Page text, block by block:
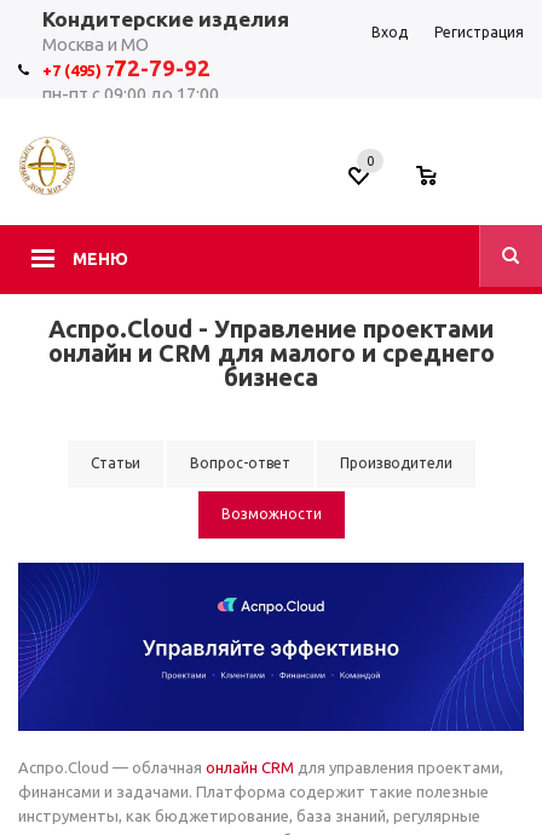
Кондитерские изделия
Москва и МО
+7 (495) 772-79-92
пн-пт с 09:00 до 17:00
Вход Регистрация
МЕНЮ
0
Аспро.Cloud - Управление проектами
онлайн и CRM для малого и среднего
бизнеса
Статьи Вопрос-ответ Производители
Возможности
Аспро.Cloud — облачная онлайн CRM для управления проектами,
финансами и задачами. Платформа содержит такие полезные
инструменты, как бюджетирование, база знаний, регулярные